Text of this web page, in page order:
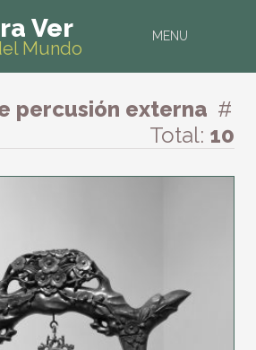
MENU
Ver
Mundo
percusión externa #
Total: 10